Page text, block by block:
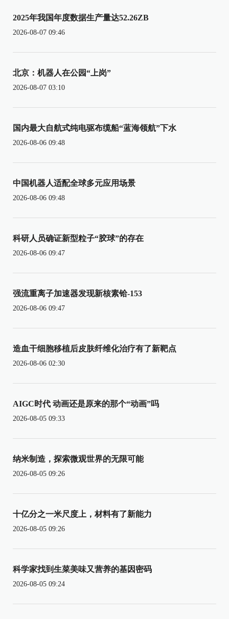
2025年我国年度数据生产量达52.26ZB
2026-08-07 09:46
北京：机器人在公园“上岗”
2026-08-07 03:10
国内最大自航式纯电驱布缆船“蓝海领航”下水
2026-08-06 09:48
中国机器人适配全球多元应用场景
2026-08-06 09:48
科研人员确证新型粒子“胶球”的存在
2026-08-06 09:47
强流重离子加速器发现新核素铪-153
2026-08-06 09:47
造血干细胞移植后皮肤纤维化治疗有了新靶点
2026-08-06 02:30
AIGC时代 动画还是原来的那个“动画”吗
2026-08-05 09:33
纳米制造，探索微观世界的无限可能
2026-08-05 09:26
十亿分之一米尺度上，材料有了新能力
2026-08-05 09:26
科学家找到生菜美味又营养的基因密码
2026-08-05 09:24